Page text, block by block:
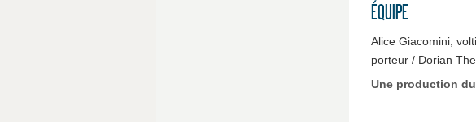
ÉQUIPE
Alice Giacomini,
porteur / Dorian
Une production